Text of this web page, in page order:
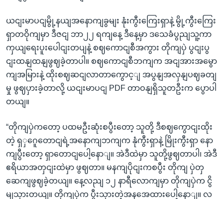
ယငျးမာပငျမွို့နယျအနောကျခွမျး နုံးကွီးကြေးရှာနဲ့ မွို့ကွီးကြေး
ရှာတဝိုကျမှာ ဒီဇငျ ဘာ၂၂ ရကျနေ့ ဒီနေ့မှာ ဒသေခံပွညျသူ့ကာ
ကှယျရေးပူးပေါငျးတပျနဲ့ စဈကောငျစီအကွား တိုကျပှဲ ပွငျးပွ
ငျးထနျထနျဖွဈခဲ့တာပါ။ စဈကောငျစီဘကျက အငျအားအမွော
ကျအမြားနဲ့ ထိုးစဈဆငျလာတာကွောင့ျ အပွနျအလှနျပဈခတျ
မှု ဖွဈပှားခဲ့တာလို့ ယငျးမာပငျ PDF တာဝနျရှိသူတဦးက ပွောပါ
တယျ။
“တိုကျပှဲကတော့ ပထမဦးဆုံးစပွီးတော့ သူတို့ ဒီစဈကွောငျးထိုး
တဲ့ ရှှဂေူတောငျရဲ့အနောကျဘကျက နုံကွီးရှာနဲ့ မြိုးကွီးရှာ နော
ကျပွီးတော့ ရှာတောငျပေါ့နောျ။ အဲဒီထဲမှာ သူတို့ဖွဈတာပါ၊ အဲဒီ
ဧရိယာအတှငျးထဲမှာ ဖွဈတာ။ မနကျပိုငျးကစပွီး တိုကျ ပှဲတှ
ဆေကျဖွဈခဲ့တယျ။ နေ့လညျ ၁၂ နာရီလောကျမှာ တိုကျပှဲက ငွိ
မျသှားတယျ။ တိုကျပှဲက ပွီးသှားတဲ့အနအေထားပေါ့နောျ။ လ